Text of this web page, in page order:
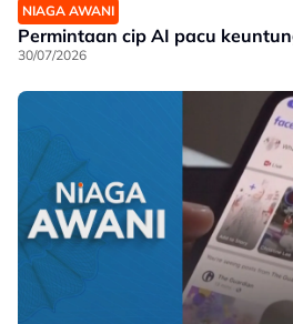
NIAGA AWANI
Permintaan cip AI pacu
30/07/2026